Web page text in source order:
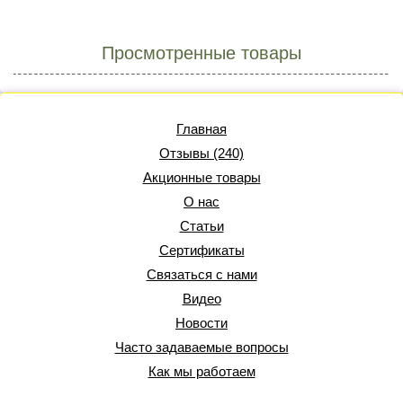
Просмотренные товары
Главная
Отзывы (240)
Акционные товары
О нас
Статьи
Сертификаты
Связаться с нами
Видео
Новости
Часто задаваемые вопросы
Как мы работаем